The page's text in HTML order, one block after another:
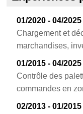
01/2020 - 04/2025
Chargement et
marchandises,
01/2015 - 04/2025
Contrôle des
commandes en
02/2013 - 01/2015